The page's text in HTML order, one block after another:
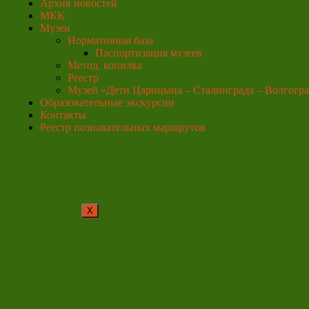
Архив новостей
МКК
Музеи
Нормативная база
Паспортизация музеев
Метод. копилка
Реестр
Музей «Дети Царицына – Сталинграда –
Образовательные экскурсии
Контакты
Реестр познавательных маршрутов
X